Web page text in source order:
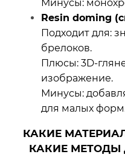
Минусы:
Resin doming
Подходит для:
брелоков.
Плюсы:
изображение.
Минусы:
для малых
КАКИЕ
КАКИЕ МЕТОДЫ